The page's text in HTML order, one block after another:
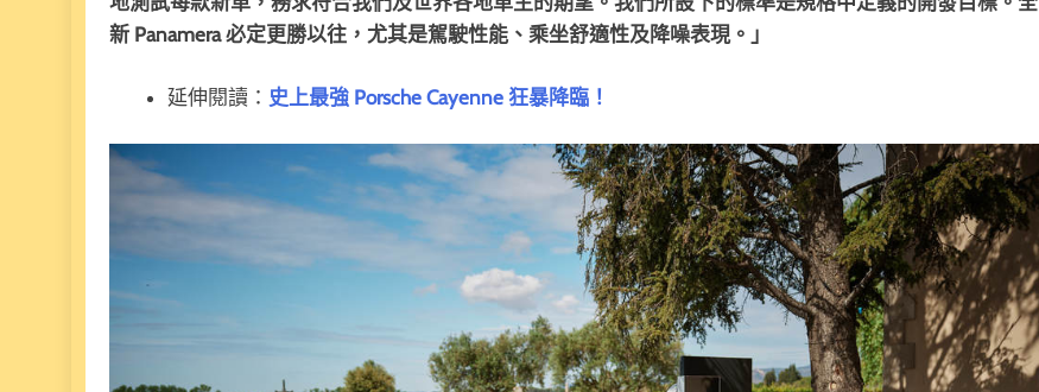
新 Panamera 必定更勝以往，尤其是駕駛性能、乘坐舒適性及降噪表現。」
延伸閱讀： 史上最強 Porsche Cayenne 狂暴降臨！